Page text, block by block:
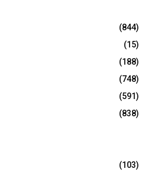
(844)
(15)
(188)
(748)
(591)
(838)
(103)